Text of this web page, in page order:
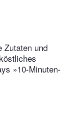
Zutaten und
»10-Minuten-